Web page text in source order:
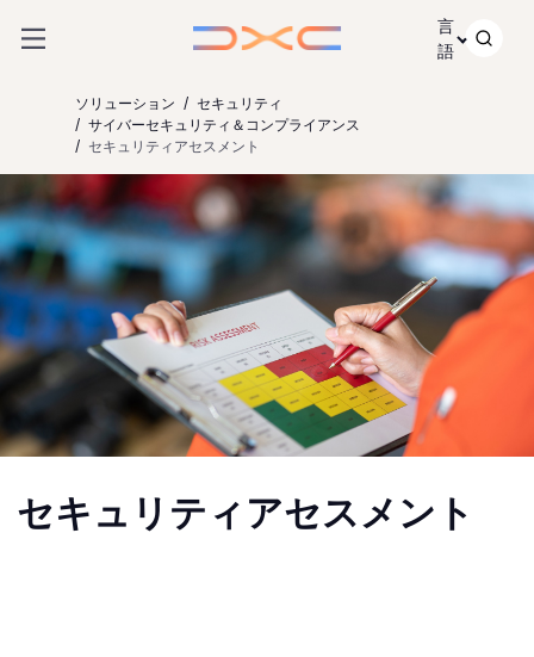
言
語
ソリューション
セキュリティ
サイバーセキュリティ＆コンプライアンス
セキュリティアセスメント
セキュリティアセスメント